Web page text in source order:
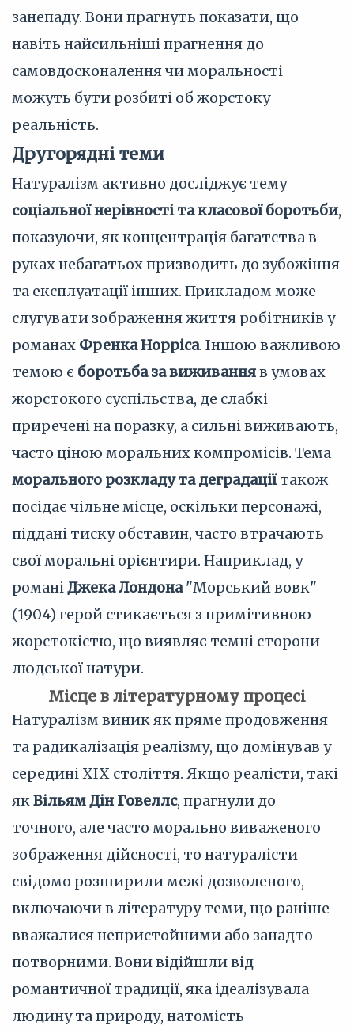
занепаду. Вони прагнуть показати, що
навіть найсильніші прагнення до
самовдосконалення чи моральності
можуть бути розбиті об жорстоку
реальність.
Другорядні теми
Натуралізм активно досліджує тему
соціальної нерівності та класової боротьби,
показуючи, як концентрація багатства в
руках небагатьох призводить до зубожіння
та експлуатації інших. Прикладом може
слугувати зображення життя робітників у
романах Френка Норріса. Іншою важливою
темою є боротьба за виживанняв умовах
жорстокого суспільства, де слабкі
приречені на поразку, а сильні виживають,
часто ціною моральних компромісів. Тема
морального розкладу та деградаціїтакож
посідає чільне місце, оскільки персонажі,
піддані тиску обставин, часто втрачають
свої моральні орієнтири. Наприклад, у
романіДжека Лондона"Морський вовк"
(1904) герой стикається з примітивною
жорстокістю, що виявляє темні сторони
людської натури.
Місце в літературному процесі
Натуралізм виник як пряме продовження
та радикалізація реалізму, що домінував у
середині XIX століття. Якщо реалісти, такі
якВільям Дін Говеллс, прагнули до
точного, але часто морально виваженого
зображення дійсності, то натуралісти
свідомо розширили межі дозволеного,
включаючи в літературу теми, що раніше
вважалися непристойними або занадто
потворними. Вони відійшли від
романтичної традиції, яка ідеалізувала
людину та природу, натомість